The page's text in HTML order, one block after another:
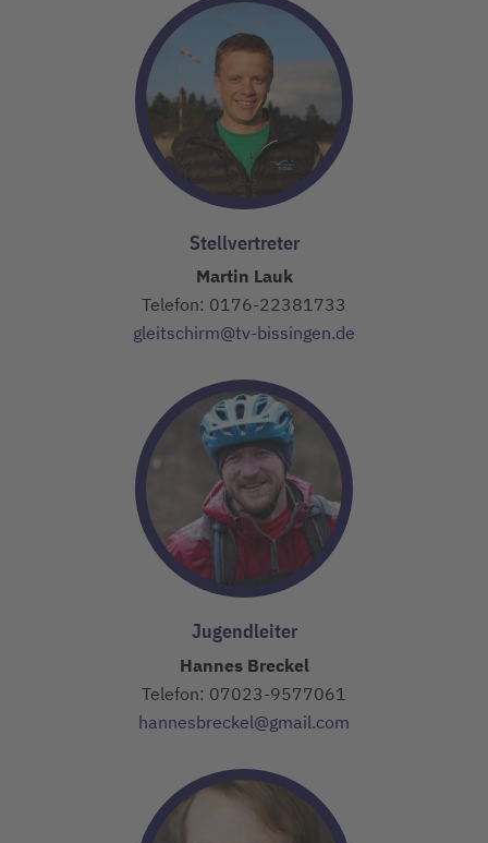
Stellvertreter
Martin Lauk
Telefon: 0176-22381733
gleitschirm@tv-bissingen.de
Jugendleiter
Hannes Breckel
Telefon: 07023-9577061
hannesbreckel@gmail.com